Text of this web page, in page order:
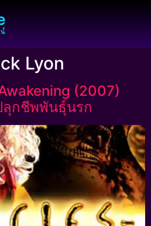
Lyon
(2007)
กชีพพันธุ์นรก